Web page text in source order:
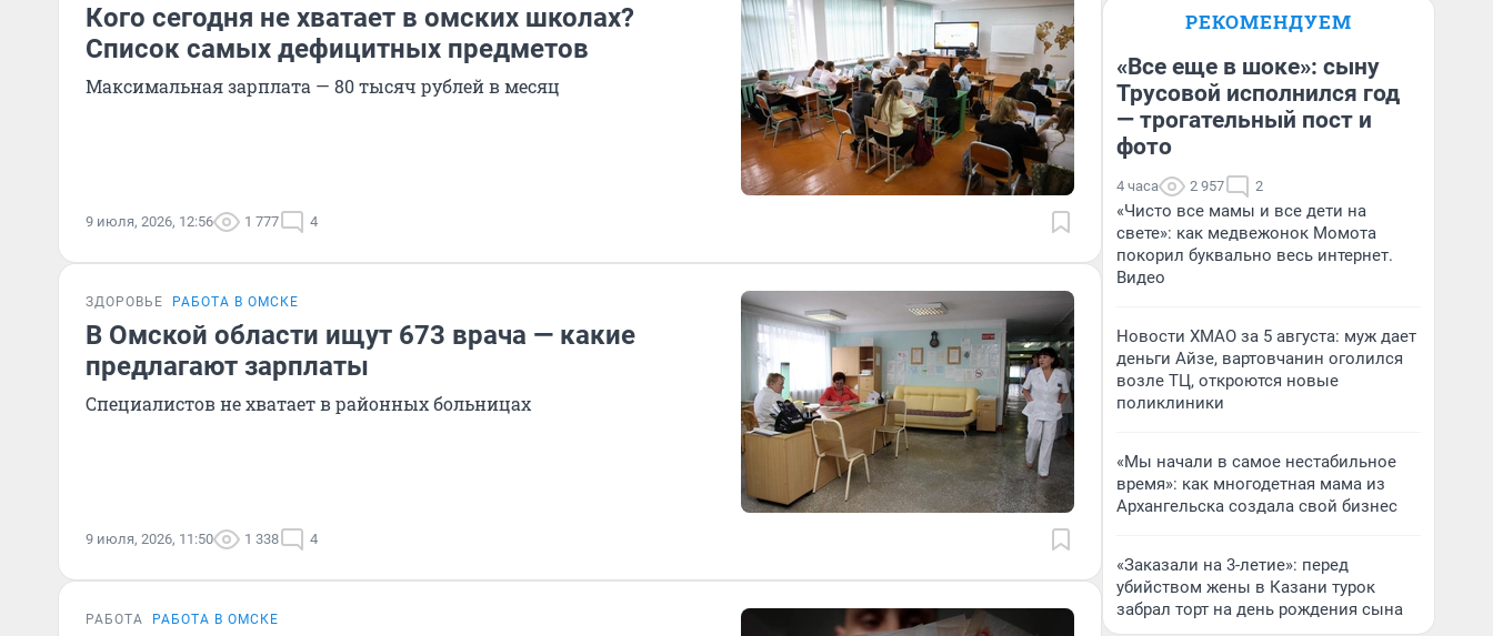
Кого сегодня не хватает в омских школах?
Список самых дефицитных предметов
Максимальная зарплата — 80 тысяч рублей в месяц
9 июля, 2026, 12:56 1 777 4
ЗДОРОВЬЕ РАБОТА В ОМСКЕ
В Омской области ищут 673 врача — какие
предлагают зарплаты
Специалистов не хватает в районных больницах
9 июля, 2026, 11:50 1 338 4
РАБОТА РАБОТА В ОМСКЕ
РЕКОМЕНДУЕМ
«Все еще в шоке»: сыну
Трусовой исполнился год
— трогательный пост и
фото
4 часа 2 957 2
«Чисто все мамы и все дети на
свете»: как медвежонок Момота
покорил буквально весь интернет.
Видео
Новости ХМАО за 5 августа: муж дает
деньги Айзе, вартовчанин оголился
возле ТЦ, откроются новые
поликлиники
«Мы начали в самое нестабильное
время»: как многодетная мама из
Архангельска создала свой бизнес
«Заказали на 3-летие»: перед
убийством жены в Казани турок
забрал торт на день рождения сына